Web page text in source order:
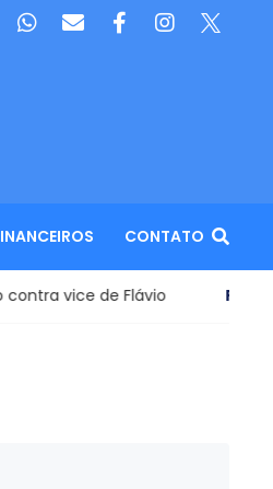
CONTATO
vice de Flávio Política